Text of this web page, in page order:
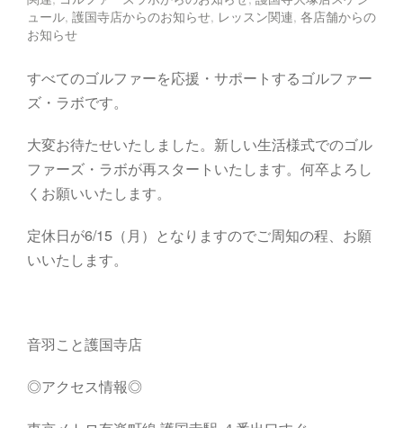
ュール, 護国寺店からのお知らせ, レッスン関連, 各店舗からの
お知らせ
すべてのゴルファーを応援・サポートするゴルファー
ズ・ラボです。
大変お待たせいたしました。新しい生活様式でのゴル
ファーズ・ラボが再スタートいたします。何卒よろし
くお願いいたします。
定休日が6/15（月）となりますのでご周知の程、お願
いいたします。
音羽こと護国寺店
◎アクセス情報◎